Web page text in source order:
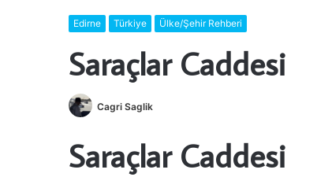
Edirne Türkiye Ülke/Şehir Rehberi
Saraçlar Caddesi
Cagri Saglik
Saraçlar Caddesi